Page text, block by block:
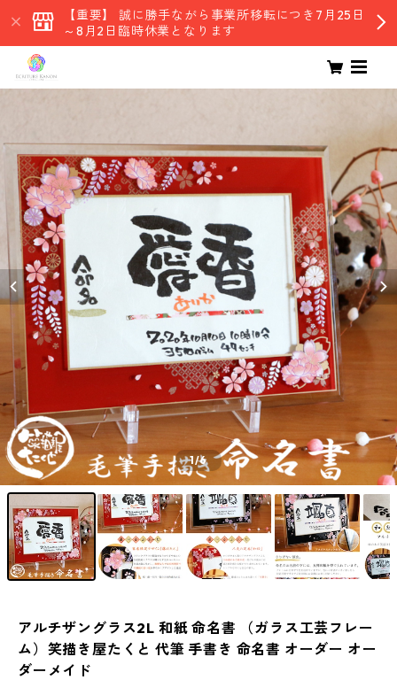
【重要】 誠に勝手ながら事業所移転につき7月25日
～8月2日臨時休業となります
1/6
アルチザングラス2L 和紙 命名書 （ガラス工芸フレー
ム）笑描き屋たくと 代筆 手書き 命名書 オーダー オー
ダーメイド